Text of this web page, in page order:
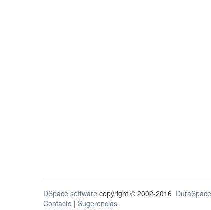
DSpace software copyright © 2002-2016 DuraSpace
Contacto | Sugerencias